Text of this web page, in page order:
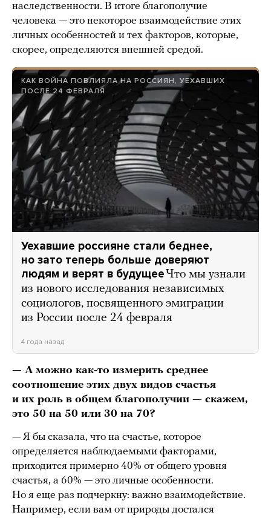
наследственности. В итоге благополучие
человека — это некоторое взаимодействие этих
личных особенностей и тех факторов, которые,
скорее, определяются внешней средой.
КАК ВОЙНА ПОВЛИЯЛА НА РОССИЯН, УЕХАВШИХ
ПОСЛЕ 24 ФЕВРАЛЯ
Уехавшие россияне стали беднее,
но зато теперь больше доверяют
людям и верят в будущее Что мы узнали
из нового исследования независимых
социологов, посвященного эмиграции
из России после 24 февраля
4 года назад
— А можно как-то измерить среднее
соотношение этих двух видов счастья
и их роль в общем благополучии — скажем,
это 50 на 50 или 30 на 70?
— Я бы сказала, что на счастье, которое
определяется наблюдаемыми факторами,
приходится примерно 40% от общего уровня
счастья, а 60% — это личные особенности.
Но я еще раз подчеркну: важно взаимодействие.
Например, если вам от природы достался